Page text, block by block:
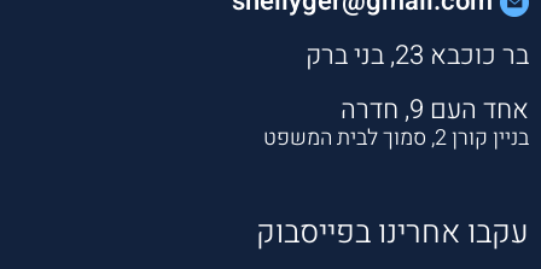
בר כוכבא 23, בני ברק
אחד העם 9, חדרה
בניין קורן 2, סמוך לבית המשפט
עקבו אחרינו בפייסבוק